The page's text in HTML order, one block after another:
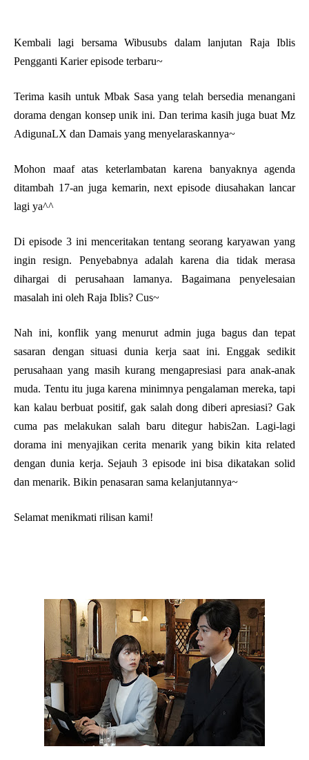
Kembali lagi bersama Wibusubs dalam lanjutan Raja Iblis
Pengganti Karier episode terbaru~
Terima kasih untuk Mbak Sasa yang telah bersedia menangani
dorama dengan konsep unik ini. Dan terima kasih juga buat Mz
AdigunaLX dan Damais yang menyelaraskannya~
Mohon maaf atas keterlambatan karena banyaknya agenda
ditambah 17-an juga kemarin, next episode diusahakan lancar
lagi ya^^
Di episode 3 ini menceritakan tentang seorang karyawan yang
ingin resign. Penyebabnya adalah karena dia tidak merasa
dihargai di perusahaan lamanya. Bagaimana penyelesaian
masalah ini oleh Raja Iblis? Cus~
Nah ini, konflik yang menurut admin juga bagus dan tepat
sasaran dengan situasi dunia kerja saat ini. Enggak sedikit
perusahaan yang masih kurang mengapresiasi para anak-anak
muda. Tentu itu juga karena minimnya pengalaman mereka, tapi
kan kalau berbuat positif, gak salah dong diberi apresiasi? Gak
cuma pas melakukan salah baru ditegur habis2an. Lagi-lagi
dorama ini menyajikan cerita menarik yang bikin kita related
dengan dunia kerja. Sejauh 3 episode ini bisa dikatakan solid
dan menarik. Bikin penasaran sama kelanjutannya~
Selamat menikmati rilisan kami!